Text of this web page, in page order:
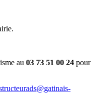
au 03 73 51 00 24 pour